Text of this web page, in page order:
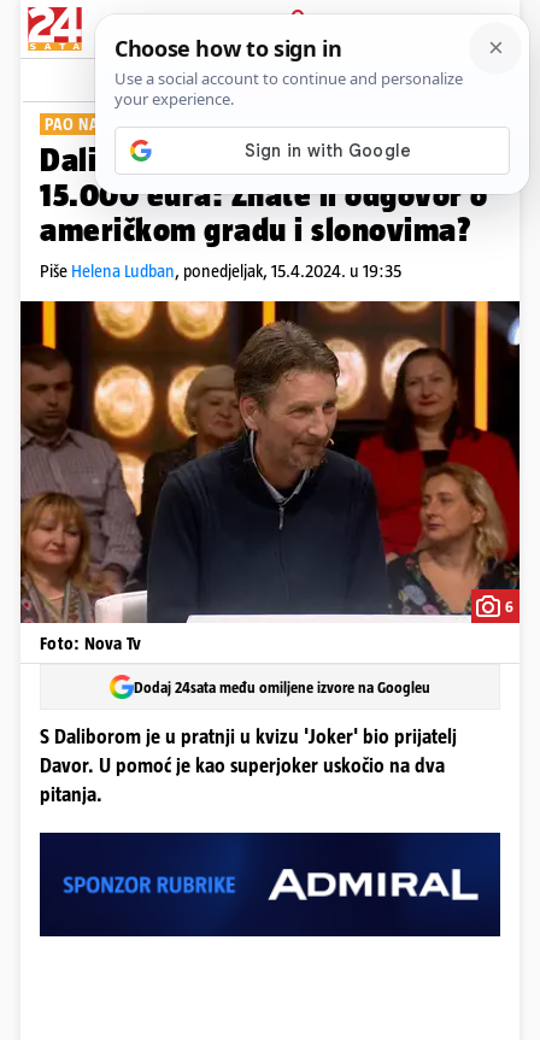
PRIJAVA
Show Komentari
PAO NA 2000 EURA
Dalibor je odustao na pitanju za
15.000 eura: Znate li odgovor o
američkom gradu i slonovima?
Piše Helena Ludban, ponedjeljak, 15.4.2024. u 19:35
6
Foto: Nova Tv
Dodaj 24sata među omiljene izvore na Googleu
S Daliborom je u pratnji u kvizu 'Joker' bio prijatelj
Davor. U pomoć je kao superjoker uskočio na dva
pitanja.